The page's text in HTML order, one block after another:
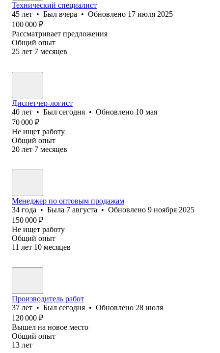
Технический специалист
45 лет • Был вчера • Обновлено 17 июля 2025
100 000 ₽
Рассматривает предложения
Общий опыт
25 лет 7 месяцев
Диспетчер-логист
40 лет • Был сегодня • Обновлено 10 мая
70 000 ₽
Не ищет работу
Общий опыт
20 лет 7 месяцев
Менеджер по оптовым продажам
34 года • Была 7 августа • Обновлено 9 ноября 2025
150 000 ₽
Не ищет работу
Общий опыт
11 лет 10 месяцев
Производитель работ
37 лет • Был сегодня • Обновлено 28 июля
120 000 ₽
Вышел на новое место
Общий опыт
13 лет